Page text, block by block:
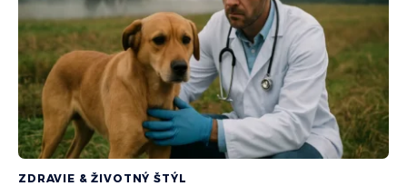
ZDRAVIE & ŽIVOTNÝ ŠTÝL